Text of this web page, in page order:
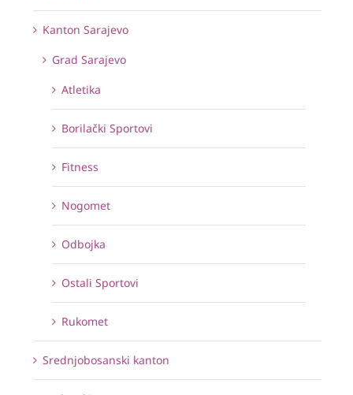
Kanton Sarajevo
Grad Sarajevo
Atletika
Borilački Sportovi
Fitness
Nogomet
Odbojka
Ostali Sportovi
Rukomet
Srednjobosanski kanton